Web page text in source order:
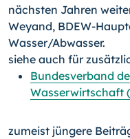
nächsten Jahren
Weyand, BDEW-
Wasser/Abwasser.
siehe auch für
Bundesverband
Wasserwirtschaft
zumeist jüngere